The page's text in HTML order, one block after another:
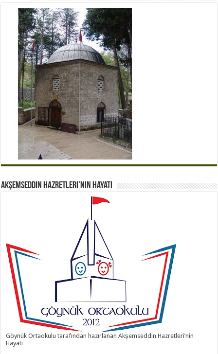
Akşemseddin Hazretleri’nin Hayatı
Göynük Ortaokulu tarafından hazırlanan Akşemseddin Hazretleri’nin
Hayatı